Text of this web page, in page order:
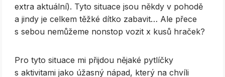
extra aktuální). Tyto situace jsou někdy v pohodě
a jindy je celkem těžké dítko zabavit… Ale přece
s sebou nemůžeme nonstop vozit x kusů hraček?
Pro tyto situace mi přijdou nějaké pytlíčky
s aktivitami jako úžasný nápad, který na chvíli